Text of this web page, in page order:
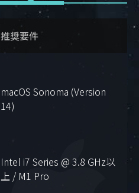
推奨要件
macOS Sonoma (Version
14)
Intel i7 Series @ 3.8 GHz以
上 / M1 Pro